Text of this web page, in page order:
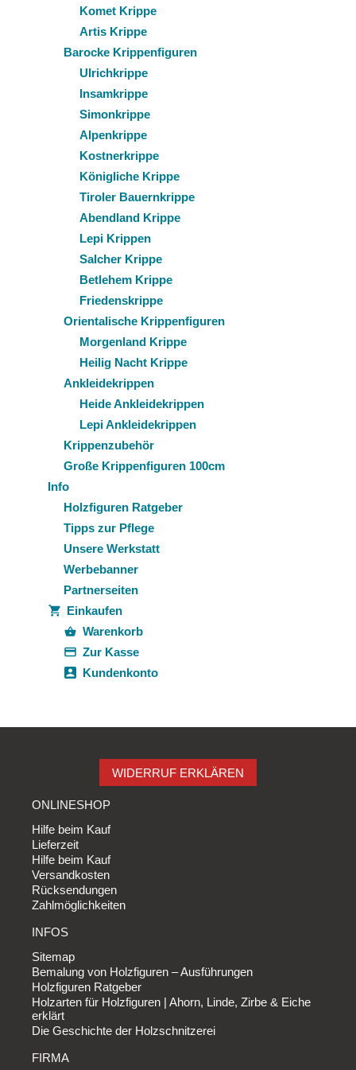
Komet Krippe
Artis Krippe
Barocke Krippenfiguren
Ulrichkrippe
Insamkrippe
Simonkrippe
Alpenkrippe
Kostnerkrippe
Königliche Krippe
Tiroler Bauernkrippe
Abendland Krippe
Lepi Krippen
Salcher Krippe
Betlehem Krippe
Friedenskrippe
Orientalische Krippenfiguren
Morgenland Krippe
Heilig Nacht Krippe
Ankleidekrippen
Heide Ankleidekrippen
Lepi Ankleidekrippen
Krippenzubehör
Große Krippenfiguren 100cm
Info
Holzfiguren Ratgeber
Tipps zur Pflege
Unsere Werkstatt
Werbebanner
Partnerseiten
Einkaufen
Warenkorb
Zur Kasse
Kundenkonto
WIDERRUF ERKLÄREN
ONLINESHOP
Hilfe beim Kauf
Lieferzeit
Hilfe beim Kauf
Versandkosten
Rücksendungen
Zahlmöglichkeiten
INFOS
Sitemap
Bemalung von Holzfiguren – Ausführungen
Holzfiguren Ratgeber
Holzarten für Holzfiguren | Ahorn, Linde, Zirbe & Eiche
erklärt
Die Geschichte der Holzschnitzerei
FIRMA